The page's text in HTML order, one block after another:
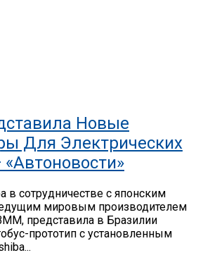
Новые
Для Электрических
в сотрудничестве с японским
мировым производителем
представила в Бразилии
прототип с установленным